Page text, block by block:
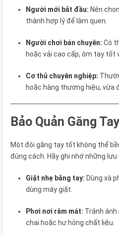
Người mới bắt đầu: Nên
thành hợp lý để làm quen.
Người chơi bán chuyên: Có
hoặc vải cao cấp, ôm tay tốt
Cơ thủ chuyên nghiệp:
hoặc hàng thương hiệu, vừa
Bảo Quản Găng
Một đôi găng tay tốt không thể
đúng cách. Hãy ghi nhớ những lưu
Giặt nhẹ bằng tay: Dùng xà
dùng máy giặt.
Phơi nơi râm mát: Tránh
chai hoặc hư hỏng chất liệu.